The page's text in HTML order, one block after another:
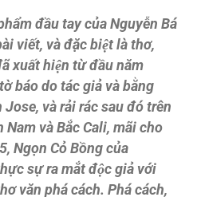
đầu tay của Nguyễn Bá
viết, và đặc biệt là thơ,
xuất hiện từ đầu năm
báo do tác giả và bằng
và rải rác sau đó trên
và Bắc Cali, mãi cho
Ngọn Cỏ Bồng của
sự ra mắt độc giả với
văn phá cách. Phá cách,